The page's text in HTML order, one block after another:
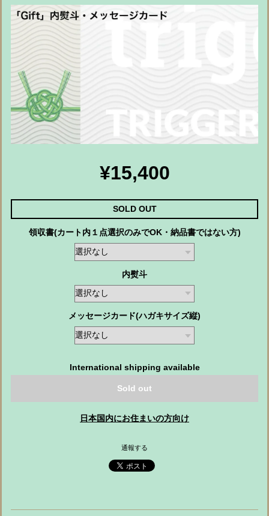
¥15,400
SOLD OUT
領収書(カート内１点選択のみでOK・納品書ではない方)
内熨斗
メッセージカード(ハガキサイズ縦)
International shipping available
Sold out
日本国内にお住まいの方向け
通報する